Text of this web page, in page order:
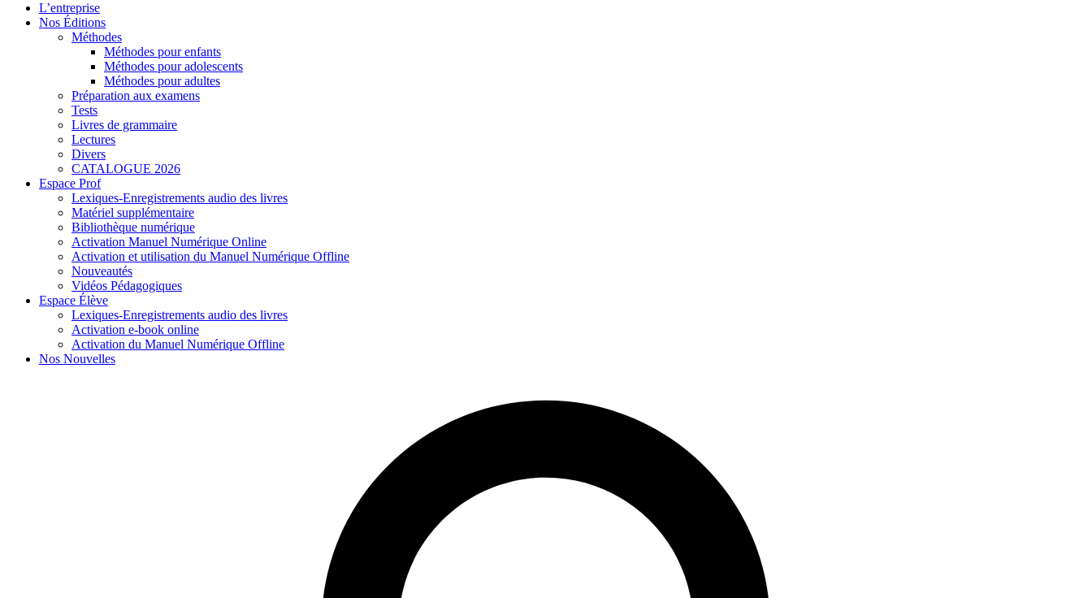
L’entreprise
Nos Éditions
Méthodes
Méthodes pour enfants
Méthodes pour adolescents
Méthodes pour adultes
Préparation aux examens
Tests
Livres de grammaire
Lectures
Divers
CATALOGUE 2026
Espace Prof
Lexiques-Enregistrements audio des livres
Matériel supplémentaire
Bibliothèque numérique
Activation Manuel Numérique Online
Activation et utilisation du Manuel Numérique Offline
Nouveautés
Vidéos Pédagogiques
Espace Élève
Lexiques-Enregistrements audio des livres
Activation e-book online
Activation du Manuel Numérique Offline
Nos Nouvelles